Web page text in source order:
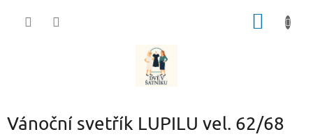
Vánoční svetřík LUPILU vel. 62/68